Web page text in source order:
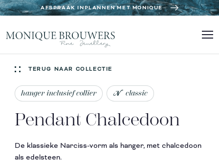
AFSPRAAK INPLANNEN MET MONIQUE
TERUG NAAR COLLECTIE
hanger inclusief collier classic
Pendant Chalcedoon
De klassieke Narciss-vorm als hanger, met chalcedoon
als edelsteen.